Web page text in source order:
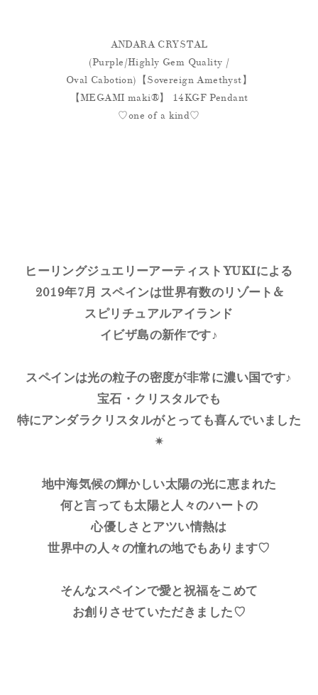
ANDARA CRYSTAL
(Purple/Highly Gem Quality /
Oval Cabotion)【Sovereign Amethyst】
【MEGAMI maki®︎】 14KGF Pendant
♡one of a kind♡
ヒーリングジュエリーアーティストYUKIによる
2019年7月 スペインは世界有数のリゾート&
スピリチュアルアイランド
イビザ島の新作です♪
スペインは光の粒子の密度が非常に濃い国です♪
宝石・クリスタルでも
特にアンダラクリスタルがとっても喜んでいました
✴︎
地中海気候の輝かしい太陽の光に恵まれた
何と言っても太陽と人々のハートの
心優しさとアツい情熱は
世界中の人々の憧れの地でもあります♡
そんなスペインで愛と祝福をこめて
お創りさせていただきました♡